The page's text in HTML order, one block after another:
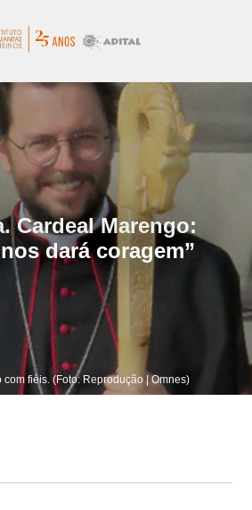
Cardeal Marengo:
dará coragem”
fiéis. (Foto: Reprodução | Omnes)